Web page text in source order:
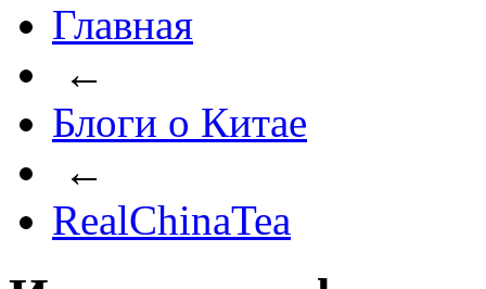
Главная
←
Блоги о Китае
←
RealChinaTea